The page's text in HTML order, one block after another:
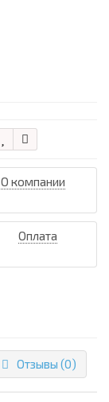
О компании
Оплата
Отзывы (0)